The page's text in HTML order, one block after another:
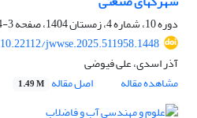
دوره 10، شماره 4، زمستان 1404، صفحه
3-14
10.22112/jwwse.2025.511958.1448
آذر اسدی، علی فیوضی
مشاهده مقاله
اصل مقاله 1.49 M